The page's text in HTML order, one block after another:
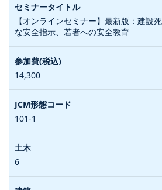
【オンラインセミナー】最新版：建設
な安全指示、若者への安全教育
14,300
101-1
6